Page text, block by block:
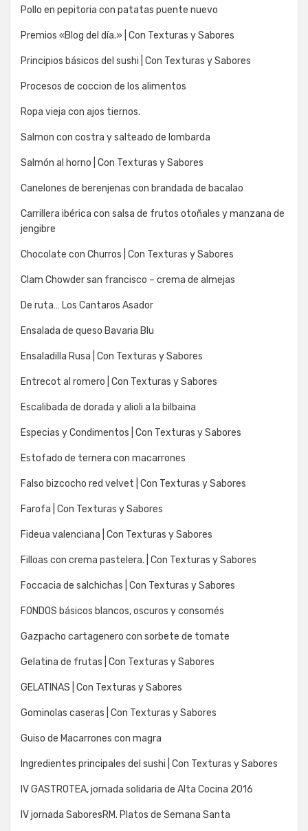
Pollo en pepitoria con patatas puente nuevo
Premios «Blog del día.» | Con Texturas y Sabores
Principios básicos del sushi | Con Texturas y Sabores
Procesos de coccion de los alimentos
Ropa vieja con ajos tiernos.
Salmon con costra y salteado de lombarda
Salmón al horno | Con Texturas y Sabores
Canelones de berenjenas con brandada de bacalao
Carrillera ibérica con salsa de frutos otoñales y manzana de
jengibre
Chocolate con Churros | Con Texturas y Sabores
Clam Chowder san francisco – crema de almejas
De ruta… Los Cantaros Asador
Ensalada de queso Bavaria Blu
Ensaladilla Rusa | Con Texturas y Sabores
Entrecot al romero | Con Texturas y Sabores
Escalibada de dorada y alioli a la bilbaina
Especias y Condimentos | Con Texturas y Sabores
Estofado de ternera con macarrones
Falso bizcocho red velvet | Con Texturas y Sabores
Farofa | Con Texturas y Sabores
Fideua valenciana | Con Texturas y Sabores
Filloas con crema pastelera. | Con Texturas y Sabores
Foccacia de salchichas | Con Texturas y Sabores
FONDOS básicos blancos, oscuros y consomés
Gazpacho cartagenero con sorbete de tomate
Gelatina de frutas | Con Texturas y Sabores
GELATINAS | Con Texturas y Sabores
Gominolas caseras | Con Texturas y Sabores
Guiso de Macarrones con magra
Ingredientes principales del sushi | Con Texturas y Sabores
IV GASTROTEA, jornada solidaria de Alta Cocina 2016
IV jornada SaboresRM. Platos de Semana Santa